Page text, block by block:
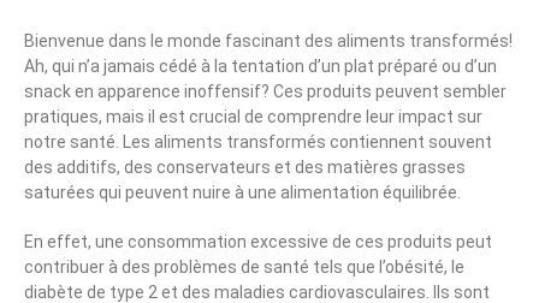
Bienvenue dans le monde fascinant des aliments transformés!
Ah, qui n’a jamais cédé à la tentation d’un plat préparé ou d’un
snack en apparence inoffensif? Ces produits peuvent sembler
pratiques, mais il est crucial de comprendre leur impact sur
notre santé. Les aliments transformés contiennent souvent
des additifs, des conservateurs et des matières grasses
saturées qui peuvent nuire à une alimentation équilibrée.
En effet, une consommation excessive de ces produits peut
contribuer à des problèmes de santé tels que l’obésité, le
diabète de type 2 et des maladies cardiovasculaires. Ils sont